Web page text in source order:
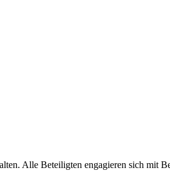
Alle Beteiligten engagieren sich mit